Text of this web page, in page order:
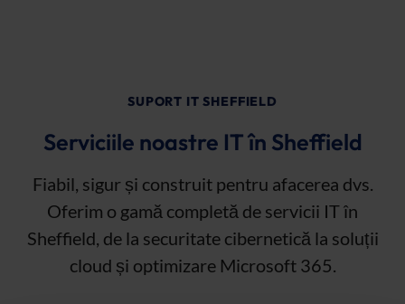
SUPORT IT SHEFFIELD
Serviciile noastre IT în Sheffield
Fiabil, sigur și construit pentru afacerea dvs.
Oferim o gamă completă de servicii IT în
Sheffield, de la securitate cibernetică la soluții
cloud și optimizare Microsoft 365.